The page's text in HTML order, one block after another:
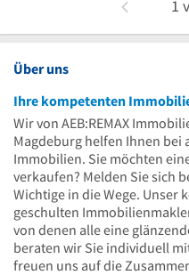
1
Über uns
Wir von AEB:REMAX
Magdeburg helfen Ihnen bei
Immobilien. Sie möchten
verkaufen? Melden Sie sich
Wichtige in die Wege. Unser
geschulten
von denen alle eine
beraten wir Sie individuell
freuen uns auf die